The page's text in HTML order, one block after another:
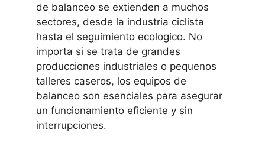
de balanceo se extienden a muchos
sectores, desde la industria ciclista
hasta el seguimiento ecologico. No
importa si se trata de grandes
producciones industriales o pequenos
talleres caseros, los equipos de
balanceo son esenciales para asegurar
un funcionamiento eficiente y sin
interrupciones.